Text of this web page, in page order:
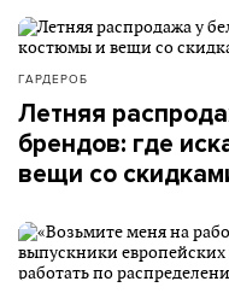
ГАРДЕРОБ
Летняя
брендов: где
вещи со